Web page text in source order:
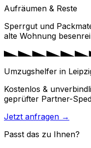
Aufräumen & Reste
Sperrgut und
alte Wohnung
Umzugshelfer in
Kostenlos &
geprüfter Partner-
Jetzt anfragen →
Passt das zu Ihnen?